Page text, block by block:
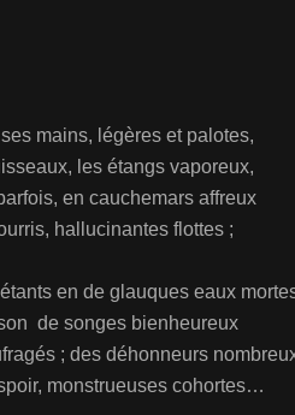
mains, légères et palotes,
les étangs vaporeux,
en cauchemars affreux
hallucinantes flottes ;
en de glauques eaux
de songes bienheureux
; des déhonneurs
monstrueuses cohortes…